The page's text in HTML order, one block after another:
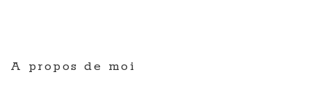
A propos de moi